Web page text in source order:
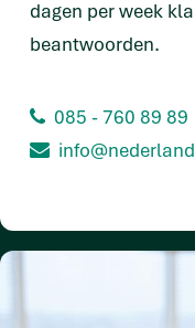
dagen per week
beantwoorden.
085 - 760 89 89